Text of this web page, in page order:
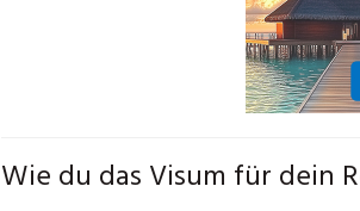
Wie du das Visum für dein